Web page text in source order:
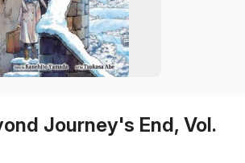
Journey's End, Vol.